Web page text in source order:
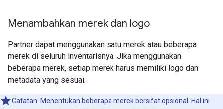
Menambahkan merek dan logo
Partner dapat menggunakan satu merek atau beberapa
merek di seluruh inventarisnya. Jika menggunakan
beberapa merek, setiap merek harus memiliki logo dan
metadata yang sesuai.
Catatan: Menentukan beberapa merek bersifat opsional. Hal ini